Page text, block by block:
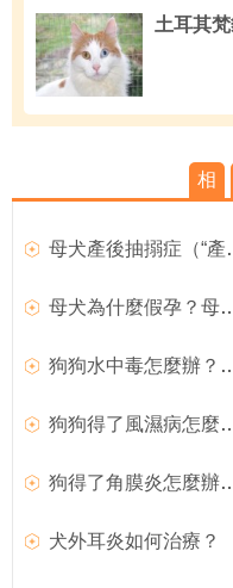
土耳其
相
母犬產
母犬為什麼假孕？母
狗狗水中毒怎麼
狗狗得了風濕病怎麼辦
狗得了角膜炎怎麼辦
犬外耳炎如何治療？